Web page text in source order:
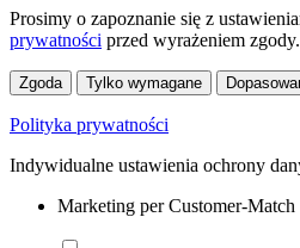
Prosimy o zapoznanie się z
prywatności przed wyrażeniem zgody.
Zgoda Tylko wymagane
Polityka prywatności
Indywidualne ustawienia ochrony
Marketing per Customer-Match